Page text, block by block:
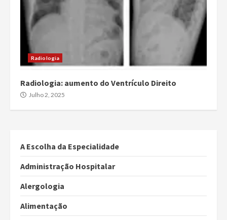
Radiologia
Radiologia: aumento do Ventrículo Direito
Julho 2, 2025
A Escolha da Especialidade
Administração Hospitalar
Alergologia
Alimentação